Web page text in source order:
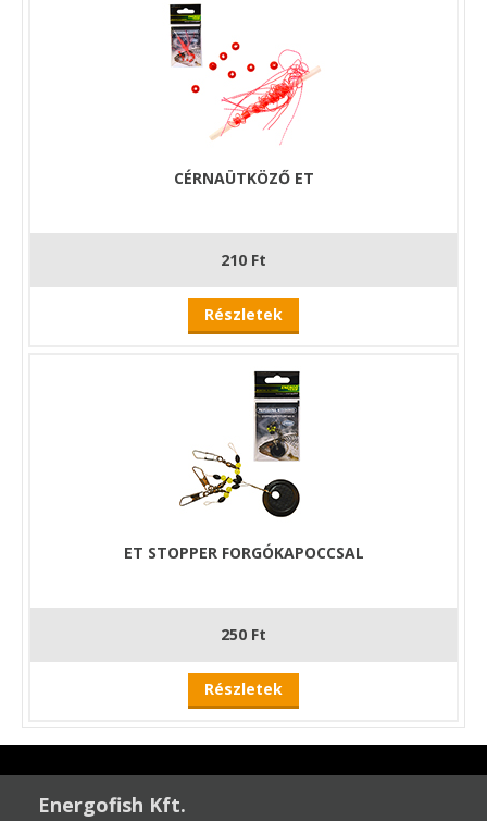
CÉRNAÜTKÖZŐ ET
210 Ft
Részletek
ET STOPPER FORGÓKAPOCCSAL
250 Ft
Részletek
Energofish Kft.